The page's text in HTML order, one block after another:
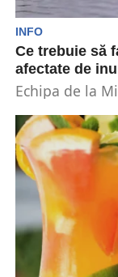
INFO
Ce trebuie să
afectate de
Echipa de la
afectate